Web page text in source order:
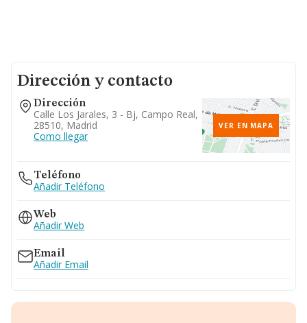
Dirección y contacto
Dirección
Calle Los Jarales, 3 - Bj, Campo Real,
28510, Madrid
Como llegar
VER EN MAPA
Teléfono
Añadir Teléfono
Web
Añadir Web
Email
Añadir Email